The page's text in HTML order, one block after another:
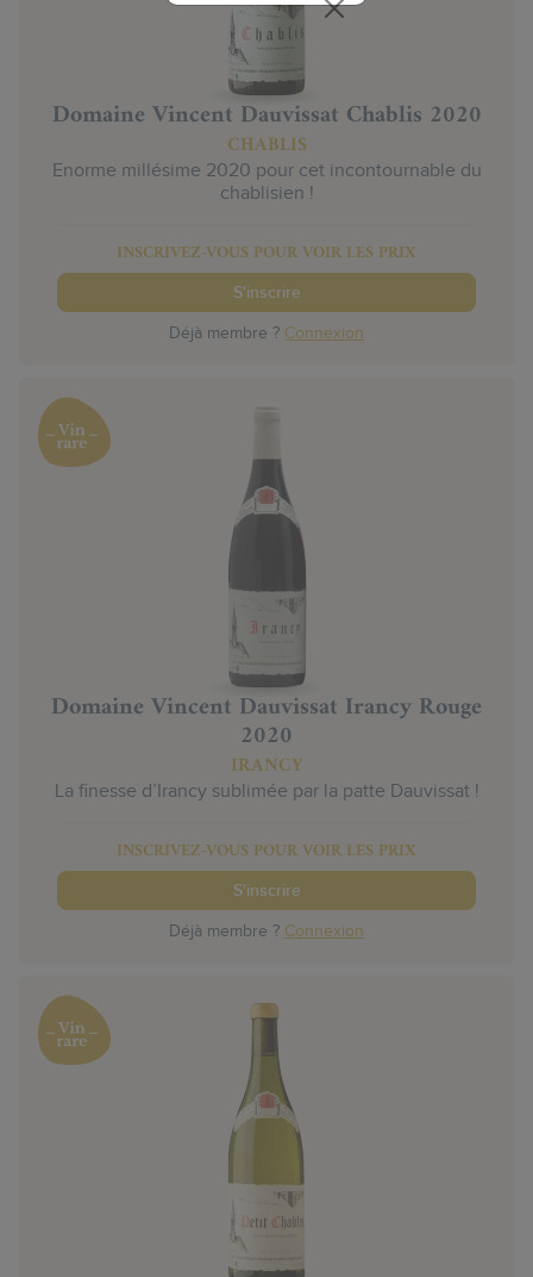
Domaine Vincent Dauvissat Chablis 2020
CHABLIS
Enorme millésime 2020 pour cet incontournable du
chablisien !
INSCRIVEZ-VOUS POUR VOIR LES PRIX
S'inscrire
Déjà membre ? Connexion
Domaine Vincent Dauvissat Irancy Rouge
2020
IRANCY
La finesse d’Irancy sublimée par la patte Dauvissat !
INSCRIVEZ-VOUS POUR VOIR LES PRIX
S'inscrire
Déjà membre ? Connexion